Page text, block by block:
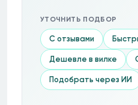
УТОЧНИТЬ ПОДБОР
С отзывами
Дешевле в вилке
Подобрать через ИИ